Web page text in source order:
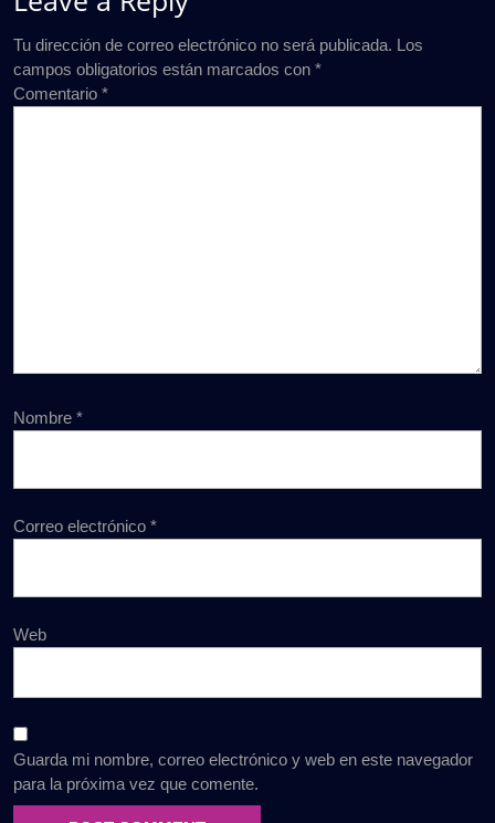
Tu dirección de correo electrónico no será publicada. Los
campos obligatorios están marcados con *
Comentario *
Nombre *
Correo electrónico *
Web
Guarda mi nombre, correo electrónico y web en este navegador
para la próxima vez que comente.